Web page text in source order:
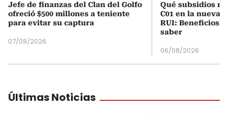
Jefe de finanzas del Clan del Golfo
ofreció $500 millones a teniente
para evitar su captura
07/08/2026
Qué subsidios
C01 en la nueva
RUI: Beneficios
saber
06/08/2026
Últimas Noticias